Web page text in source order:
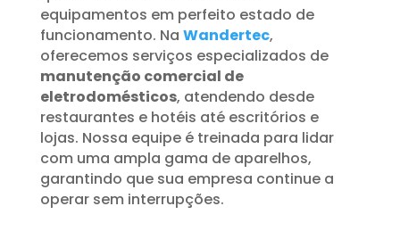
equipamentos em perfeito estado de
funcionamento. Na Wandertec,
oferecemos serviços especializados de
manutenção comercial de
eletrodomésticos, atendendo desde
restaurantes e hotéis até escritórios e
lojas. Nossa equipe é treinada para lidar
com uma ampla gama de aparelhos,
garantindo que sua empresa continue a
operar sem interrupções.